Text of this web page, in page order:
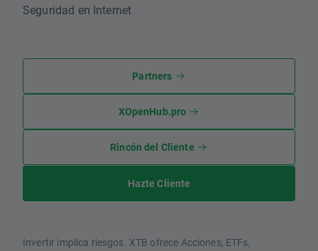
Seguridad en Internet
Partners
XOpenHub.pro
Rincón del Cliente
Hazte Cliente
Invertir implica riesgos. XTB ofrece Acciones, ETFs,